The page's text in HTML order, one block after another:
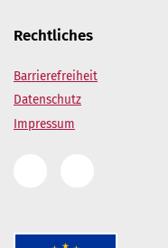
Rechtliches
Barrierefreiheit
Datenschutz
Impressum